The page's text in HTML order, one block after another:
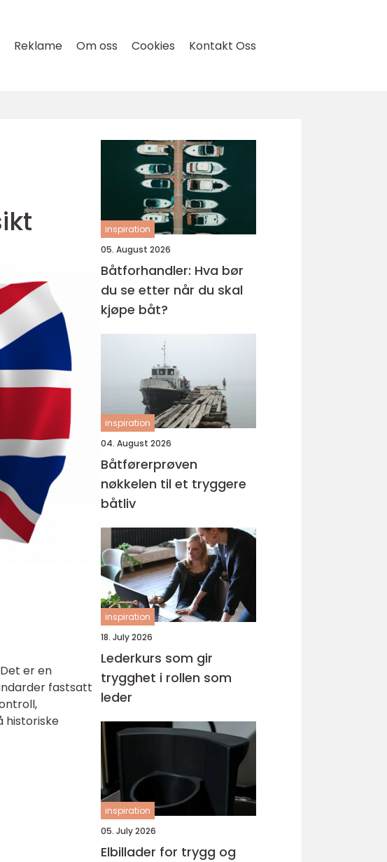
Reklame Om oss Cookies Kontakt Oss
er en
fastsatt
historiske
inspiration
05. August 2026
Båtforhandler: Hva bør
du se etter når du skal
kjøpe båt?
inspiration
04. August 2026
Båtførerprøven
nøkkelen til et tryggere
båtliv
inspiration
18. July 2026
Lederkurs som gir
trygghet i rollen som
leder
inspiration
05. July 2026
Elbillader for trygg og